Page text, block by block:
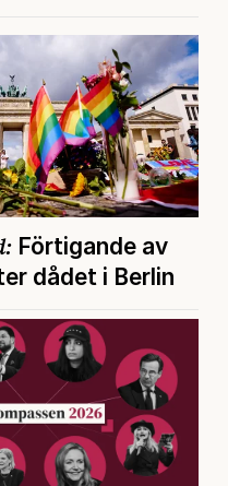
Förtigande av
dådet i Berlin